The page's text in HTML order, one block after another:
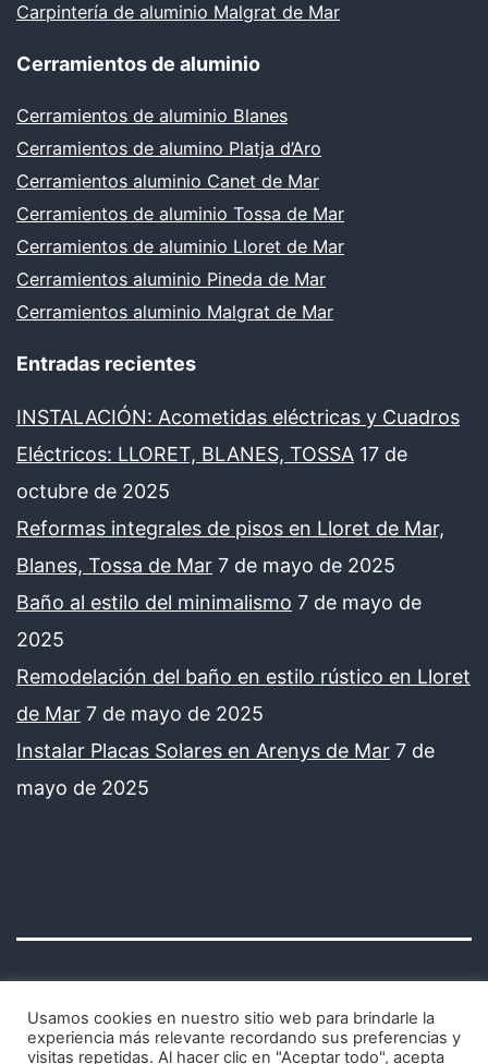
Carpintería de aluminio Malgrat de Mar
Cerramientos de aluminio
Cerramientos de aluminio Blanes
Cerramientos de alumino Platja d’Aro
Cerramientos aluminio Canet de Mar
Cerramientos de aluminio Tossa de Mar
Cerramientos de aluminio Lloret de Mar
Cerramientos aluminio Pineda de Mar
Cerramientos aluminio Malgrat de Mar
Entradas recientes
INSTALACIÓN: Acometidas eléctricas y Cuadros
Eléctricos: LLORET, BLANES, TOSSA 17 de
octubre de 2025
Reformas integrales de pisos en Lloret de Mar,
Blanes, Tossa de Mar 7 de mayo de 2025
Baño al estilo del minimalismo 7 de mayo de
2025
Remodelación del baño en estilo rústico en Lloret
de Mar 7 de mayo de 2025
Instalar Placas Solares en Arenys de Mar 7 de
mayo de 2025
Usamos cookies en nuestro sitio web para brindarle la
experiencia más relevante recordando sus preferencias y
visitas repetidas. Al hacer clic en "Aceptar todo", acepta